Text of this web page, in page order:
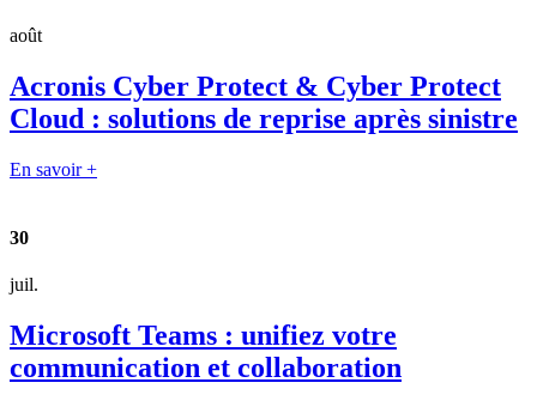
août
Acronis Cyber Protect & Cyber Protect
Cloud : solutions de reprise après sinistre
En savoir +
30
juil.
Microsoft Teams : unifiez votre
communication et collaboration